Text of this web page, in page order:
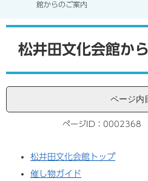
へ
館からのご案内
松井田文化会館か
ページ内
ページID：0002368
松井田文化会館トップ
催し物ガイド